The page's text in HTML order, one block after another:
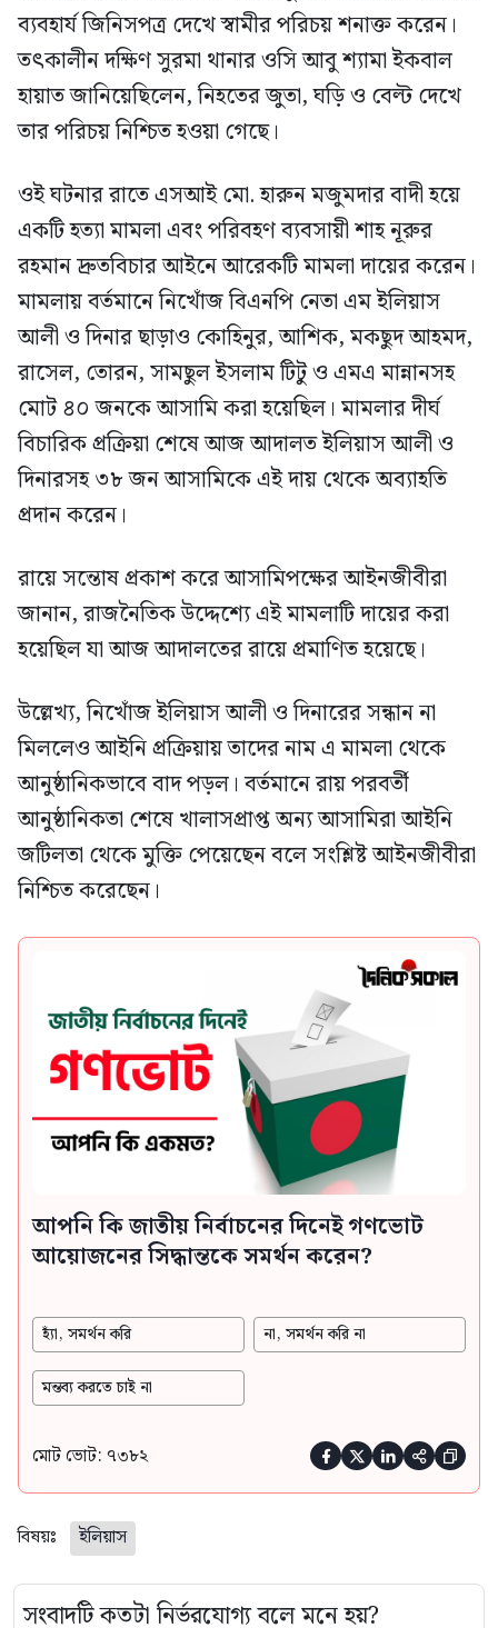
ব্যবহার্য জিনিসপত্র দেখে স্বামীর পরিচয় শনাক্ত করেন।
তৎকালীন দক্ষিণ সুরমা থানার ওসি আবু শ্যামা ইকবাল
হায়াত জানিয়েছিলেন, নিহতের জুতা, ঘড়ি ও বেল্ট দেখে
তার পরিচয় নিশ্চিত হওয়া গেছে।
ওই ঘটনার রাতে এসআই মো. হারুন মজুমদার বাদী হয়ে
একটি হত্যা মামলা এবং পরিবহণ ব্যবসায়ী শাহ নূরুর
রহমান দ্রুতবিচার আইনে আরেকটি মামলা দায়ের করেন।
মামলায় বর্তমানে নিখোঁজ বিএনপি নেতা এম ইলিয়াস
আলী ও দিনার ছাড়াও কোহিনুর, আশিক, মকছুদ আহমদ,
রাসেল, তোরন, সামছুল ইসলাম টিটু ও এমএ মান্নানসহ
মোট ৪০ জনকে আসামি করা হয়েছিল। মামলার দীর্ঘ
বিচারিক প্রক্রিয়া শেষে আজ আদালত ইলিয়াস আলী ও
দিনারসহ ৩৮ জন আসামিকে এই দায় থেকে অব্যাহতি
প্রদান করেন।
রায়ে সন্তোষ প্রকাশ করে আসামিপক্ষের আইনজীবীরা
জানান, রাজনৈতিক উদ্দেশ্যে এই মামলাটি দায়ের করা
হয়েছিল যা আজ আদালতের রায়ে প্রমাণিত হয়েছে।
উল্লেখ্য, নিখোঁজ ইলিয়াস আলী ও দিনারের সন্ধান না
মিললেও আইনি প্রক্রিয়ায় তাদের নাম এ মামলা থেকে
আনুষ্ঠানিকভাবে বাদ পড়ল। বর্তমানে রায় পরবর্তী
আনুষ্ঠানিকতা শেষে খালাসপ্রাপ্ত অন্য আসামিরা আইনি
জটিলতা থেকে মুক্তি পেয়েছেন বলে সংশ্লিষ্ট আইনজীবীরা
নিশ্চিত করেছেন।
আপনি কি জাতীয় নির্বাচনের দিনেই গণভোট
আয়োজনের সিদ্ধান্তকে সমর্থন করেন?
হ্যাঁ, সমর্থন করি না, সমর্থন করি না
মন্তব্য করতে চাই না
মোট ভোট: ৭৩৮২     
বিষয়ঃ ইলিয়াস
সংবাদটি কতটা নির্ভরযোগ্য বলে মনে হয়?